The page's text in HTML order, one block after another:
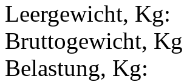
Leergewicht,
Bruttogewicht,
Belastung, Kg: